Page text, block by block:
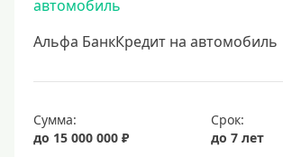
Гражданам СНГ
Без прописки
Без стажа работы
Альфа БанкКредит на автомобиль
Сумма:
до 15 000 000 ₽
Срок:
до 7 лет